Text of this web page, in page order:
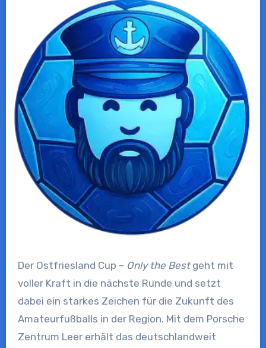
Der Ostfriesland Cup – Only the Bestgeht mit
voller Kraft in die nächste Runde und setzt
dabei ein starkes Zeichen für die Zukunft des
Amateurfußballs in der Region. Mit dem Porsche
Zentrum Leer erhält das deutschlandweit